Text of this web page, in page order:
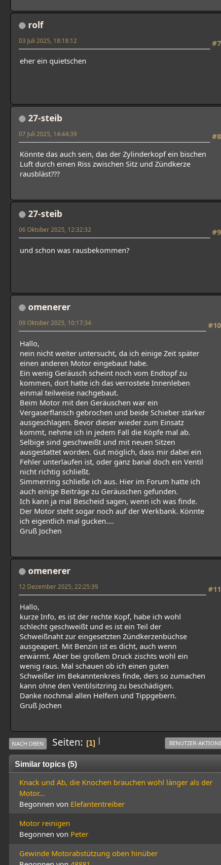
rolf
#7
03 Juli 2025, 18:18:12
eher ein quietschen
27-steib
#8
07 Juli 2025, 14:44:39
Könnte das auch sein, das der Zylinderkopf ein bischen
Luft durch einen Riss zwischen Sitz und Zündkerze
rausbläst???
27-steib
#9
06 Oktober 2025, 12:32:32
und schon was rausbekommen?
omenerer
#10
09 Oktober 2025, 10:17:34
Hallo,
nein nicht weiter untersucht, da ich einige Zeit später
einen anderen Motor eingebaut habe.
Ein wenig Geräusch scheint noch vom Endtopf zu
kommen, dort hatte ich das verrostete Innenleben
einmal teilweise nachgebaut.
Beim Motor mit den Geräuschen war ein
Vergaserflansch gebrochen und beide Schieber stärker
ausgeschlagen. Bevor dieser wieder zum Einsatz
kommt, nehme ich in jedem Fall die Köpfe mal ab.
Selbige sind geschweißt und mit neuen Sitzen
ausgestattet worden. Gut möglich, dass mir dabei ein
Fehler unterlaufen ist, oder ganz banal doch ein Ventil
nicht richtig schließt.
Simmerring schließe ich aus. Hier im Forum hatte ich
auch einige Beiträge zu Geräuschen gefunden.
Ich kann ja mal Bescheid sagen, wenn ich was finde.
Der Motor steht sogar noch auf der Werkbank. Könnte
ich eigentlich mal gucken....
Gruß Jochen
omenerer
#11
12 Dezember 2025, 22:25:39
Hallo,
kurze Info, es ist der rechte Kopf, habe ich wohl
schlecht geschweißt und es ist ein Teil der
Schweißnaht zur eingesetzten Zündkerzenbüchse
ausgeapert. Mit Benzin ist es dicht, auch wenn
erwärmt. Aber bei großem Druck zischts wohl ein
wenig raus. Mal schauen ob ich einen guten
Schweißer im Bekanntenkreis finde, ders so zumachen
kann ohne den Ventilsitzring zu beschädigen.
Danke nochmal allen Helfern und Tippgebern.
Gruß Jochen
|
NACH OBEN Seiten 1 BENUTZER-
Similar topics (5)
Knack und Ab, die Knochen brauchen wohl länger als der
Motor...
Begonnen von Elefantentreiber
Motor reinigen
Begonnen von Peter
Gewinde Motorabstützung oben hinüber